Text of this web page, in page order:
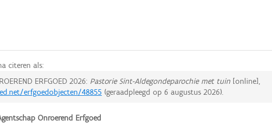
citeren als:
ERFGOED 2026: Pastorie Sint-Aldegondeparochie met tuin [online],
erfgoedobjecten/48855 (geraadpleegd op6 augustus 2026).
Onroerend Erfgoed